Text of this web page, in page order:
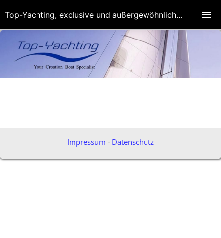
Impressum - Datenschutz
Top-Yachting, exclusive und außergewöhnliche Yachten